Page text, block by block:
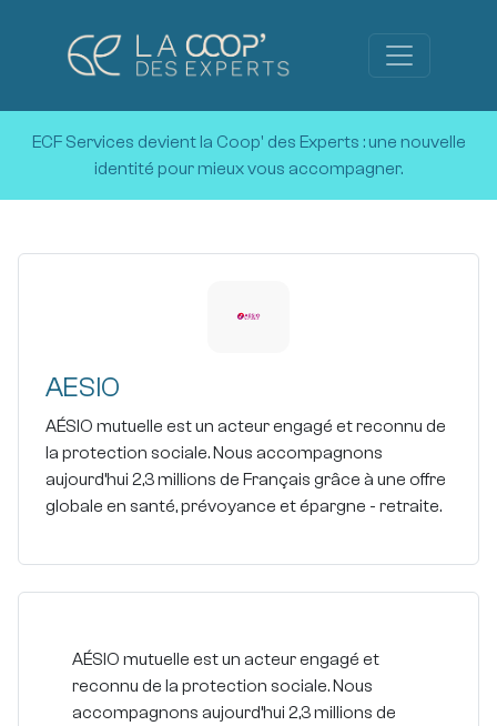
ECF Services devient la Coop' des Experts :une nouvelle
identité pour mieux vous accompagner.
AESIO
AÉSIO mutuelle est un acteur engagé et reconnu de
la protection sociale. Nous accompagnons
aujourd’hui 2,3 millions de Français grâce à une offre
globale en santé, prévoyance et épargne - retraite.
AÉSIO mutuelle est un acteur engagé et
reconnu de la protection sociale. Nous
accompagnons aujourd’hui 2,3 millions de